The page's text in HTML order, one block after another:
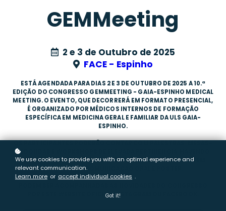
GEMMeeting
2 e 3 de Outubro de 2025
FACE - Espinho
ESTÁ AGENDADA PARA DIAS 2 E 3 DE OUTUBRO DE 2025 A 10.ª
EDIÇÃO DO CONGRESSO GEMMEETING - GAIA-ESPINHO MEDICAL
MEETING. O EVENTO, QUE DECORRERÁ EM FORMATO PRESENCIAL,
É ORGANIZADO POR MÉDICOS INTERNOS DE FORMAÇÃO
ESPECÍFICA EM MEDICINA GERAL E FAMILIAR DA ULS GAIA-
ESPINHO.
REDONDAS E WORKSHOPS DE ELEVADA PERTINÊNCIA, HAVENDO
TAMBÉM ESPAÇO PARA A APRESENTAÇÃO DE TRABALHOS EM
FORMATO DE COMUNICAÇÃO ORAL E PÓSTER.
POR ESTE WEBSITE OFICIAL, INSTAGRAM OU FACEBOOK.
We use cookies to provide you with an optimal experience and
relevant communication.
Learn more or accept individual cookies .
Got it!